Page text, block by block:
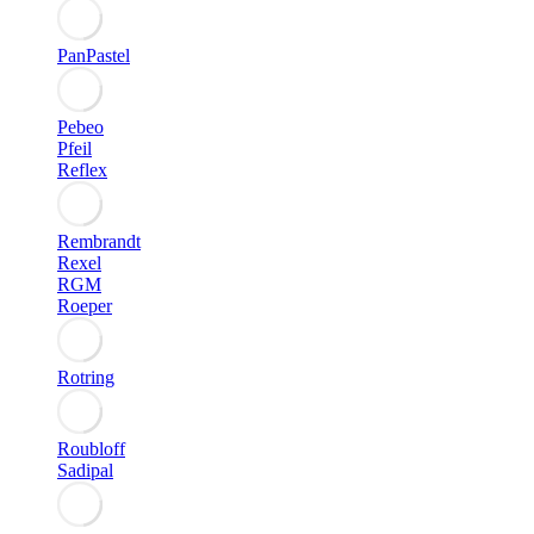
PanPastel
Pebeo
Pfeil
Reflex
Rembrandt
Rexel
RGM
Roeper
Rotring
Roubloff
Sadipal